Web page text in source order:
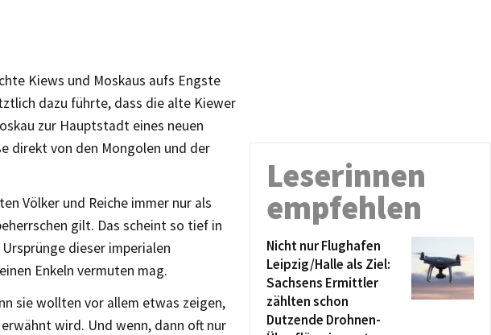
Kiews und Moskaus aufs Engste
dazu führte, dass die alte Kiewer
zur Hauptstadt eines neuen
direkt von den Mongolen und der
Völker und Reiche immer nur als
gilt. Das scheint so tief in
dieser imperialen
Enkeln vermuten mag.
sie wollten vor allem etwas zeigen,
wird. Und wenn, dann oft nur
Leserinnen
empfehlen
Nicht nur Flughafen
Leipzig/Halle als Ziel:
Sachsens Ermittler
zählten schon
Dutzende Drohnen-